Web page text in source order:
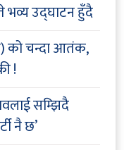
भव्य उद्घाटन हुँदै
को चन्दा आतंक,
!
सम्झिदै
नै छ’